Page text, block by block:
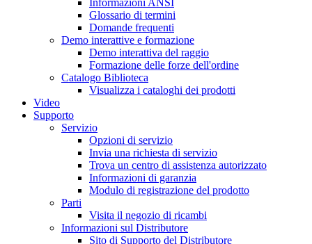
Informazioni ANSI
Glossario di termini
Domande frequenti
Demo interattive e formazione
Demo interattiva del raggio
Formazione delle forze dell'ordine
Catalogo Biblioteca
Visualizza i cataloghi dei prodotti
Video
Supporto
Servizio
Opzioni di servizio
Invia una richiesta di servizio
Trova un centro di assistenza autorizzato
Informazioni di garanzia
Modulo di registrazione del prodotto
Parti
Visita il negozio di ricambi
Informazioni sul Distributore
Sito di Supporto del Distributore